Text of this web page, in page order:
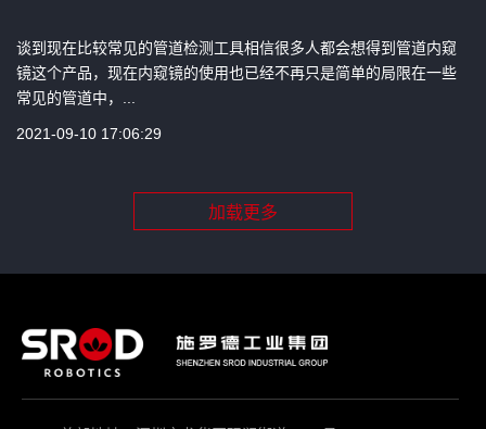
谈到现在比较常见的管道检测工具相信很多人都会想得到管道内窥
镜这个产品，现在内窥镜的使用也已经不再只是简单的局限在一些
常见的管道中，...
2021-09-10 17:06:29